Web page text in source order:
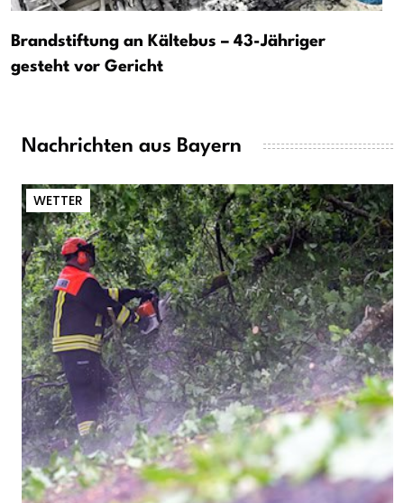
Brandstiftung an Kältebus – 43-Jähriger
gesteht vor Gericht
Nachrichten aus Bayern
WETTER